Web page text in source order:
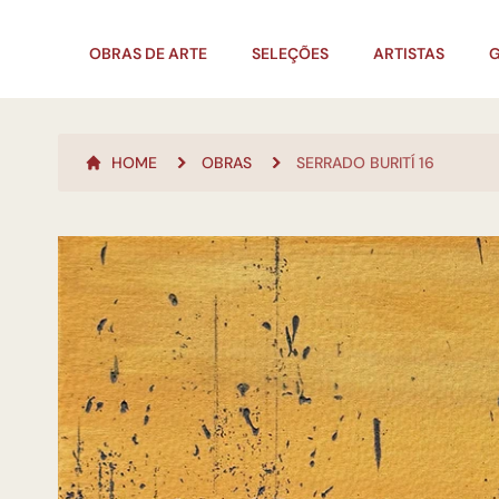
OBRAS DE ARTE SELEÇÕES ARTISTAS
HOME OBRAS SERRADO BURITÍ 16